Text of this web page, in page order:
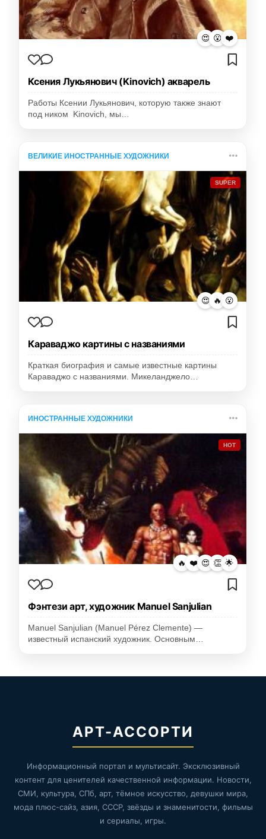
😍 😮 ❤️
Ксения Лукьянович (Kinovich) акварель
Работы Ксении Лукьянович, которую также знают
под ником Kinovich, мы…
ВЕЛИКИЕ ИНОСТРАННЫЕ ХУДОЖНИКИ
SUPER
😍 🔥 😮
Караваджо картины с названиями
Краткая биография и самые известные картины
Караваджо с названиями. Микеланджело…
ИНОСТРАННЫЕ ХУДОЖНИКИ
HOT
🔥 ❤️ 😍 👏 🌟
Фэнтези арт, художник Manuel Sanjulian
Manuel Sanjulian (Manuel Pérez Clemente) —
известный испанский художник. Основным…
АРТ-АССОРТИ
Информационный портал и мультисайт. Эксклюзивный
контент для ценителей качественной информации. Новости,
СМИ, культура, СПб, арт, тёмное искусство, девушки мира,
мода плюс-сайз, азия, СССР, звёзды и знаменитости, фильмы
и сериалы, игры.